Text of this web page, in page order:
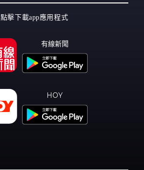
點擊下載app應用程式
有線新聞
HOY